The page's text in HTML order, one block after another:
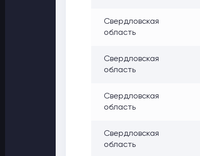
Свердловская
область
Свердловская
область
Свердловская
область
Свердловская
область